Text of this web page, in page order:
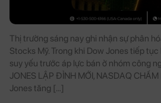
Thị trường sáng nay ghi nhận sự phân
Stocks Mỹ. Trong khi Dow Jones tiếp
suy yếu trước áp lực bán ở nhóm công
JONES LẬP ĐỈNH MỚI, NASDAQ
Jones tăng […]